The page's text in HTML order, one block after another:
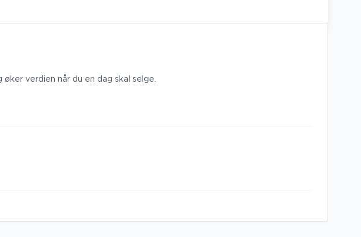
verdien når du en dag skal selge.